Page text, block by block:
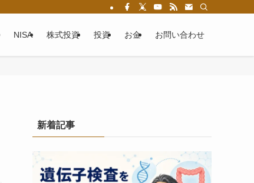
NISA 株式投資 投資 お金 お問い合わせ
新着記事